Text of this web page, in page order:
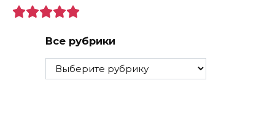
Все рубрики
Все
рубрики